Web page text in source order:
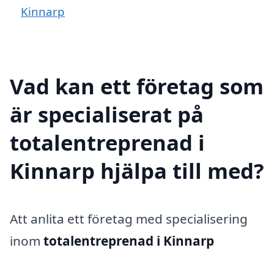
Kinnarp
Vad kan ett företag som
är specialiserat på
totalentreprenad i
Kinnarp hjälpa till med?
Att anlita ett företag med specialisering
inom totalentreprenad i Kinnarp